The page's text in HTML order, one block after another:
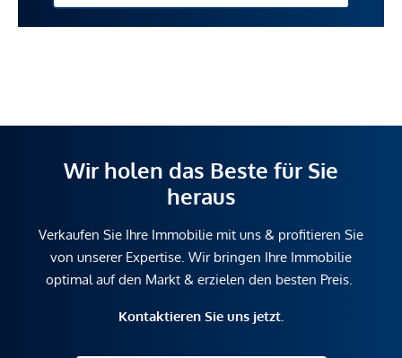
Wir holen das Beste für Sie
heraus
Verkaufen Sie Ihre Immobilie mit uns & profitieren Sie
von unserer Expertise. Wir bringen Ihre Immobilie
optimal auf den Markt & erzielen den besten Preis.
Kontaktieren Sie uns jetzt.